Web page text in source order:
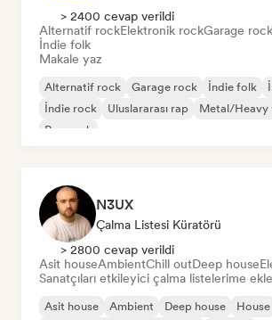
> 2400 cevap verildi
Alternatif rockElektronik rockGarage rock
İndie folk
Makale yaz
Alternatif rock Garage rock İndie folk
İndie rock
Uluslararası rap
Metal/Heavy
Pop rock
N3UX
Çalma Listesi Küratörü
> 2800 cevap verildi
Asit houseAmbientChill outDeep house
Sanatçıları etkileyici çalma listelerime ekle
Asit house Ambient Deep house House